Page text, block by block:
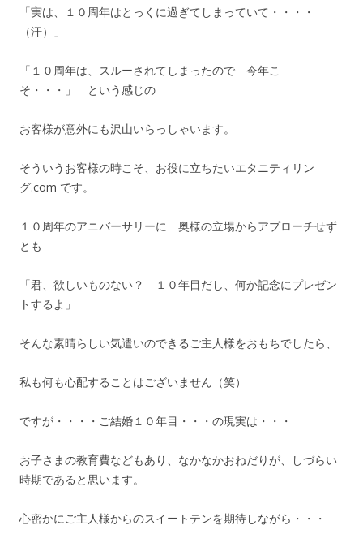
「実は、１０周年はとっくに過ぎてしまっていて・・・・
（汗）」
「１０周年は、スルーされてしまったので 今年こ
そ・・・」 という感じの
お客様が意外にも沢山いらっしゃいます。
そういうお客様の時こそ、お役に立ちたいエタニティリン
グ.com です。
１０周年のアニバーサリーに 奥様の立場からアプローチせず
とも
「君、欲しいものない？ １０年目だし、何か記念にプレゼン
トするよ」
そんな素晴らしい気遣いのできるご主人様をおもちでしたら、
私も何も心配することはございません（笑）
ですが・・・・ご結婚１０年目・・・の現実は・・・
お子さまの教育費などもあり、なかなかおねだりが、しづらい
時期であると思います。
心密かにご主人様からのスイートテンを期待しながら・・・